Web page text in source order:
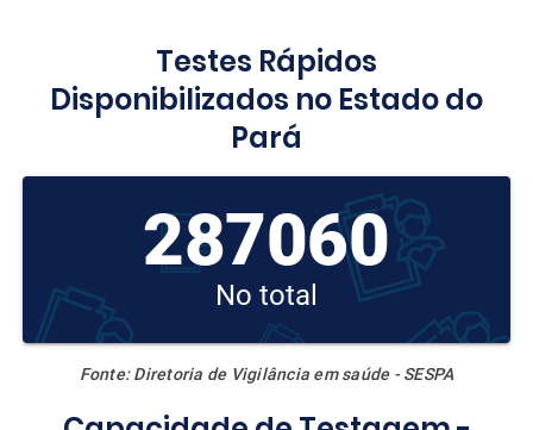
Testes Rápidos
Disponibilizados no Estado do
Pará
287060
No total
Fonte: Diretoria de Vigilância em saúde - SESPA